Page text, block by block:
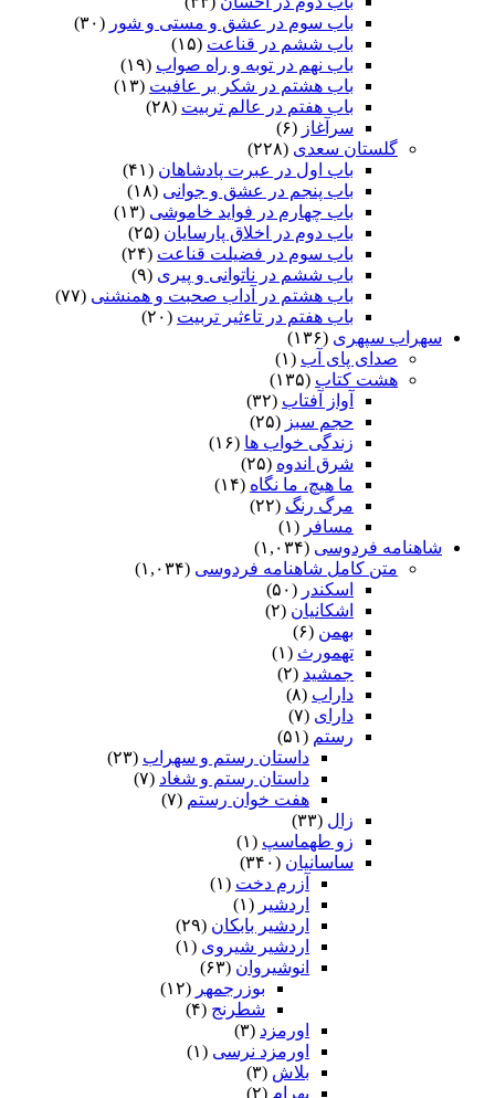
باب سوم در عشق و مستی و شور (۳۰)
باب ششم در قناعت (۱۵)
باب نهم در توبه و راه صواب (۱۹)
باب هشتم در شکر بر عافیت (۱۳)
باب هفتم در عالم تربیت (۲۸)
سرآغاز (۶)
گلستان سعدی (۲۲۸)
باب اول در عبرت پادشاهان (۴۱)
باب پنجم در عشق و جوانى (۱۸)
باب چهارم در فواید خاموشى (۱۳)
باب دوم در اخلاق پارسایان (۲۵)
باب سوم در فضیلت قناعت (۲۴)
باب ششم در ناتوانى و پیرى (۹)
باب هشتم در آداب صحبت و همنشنى (۷۷)
باب هفتم در تاءثیر تربیت (۲۰)
سهراب سپهری (۱۳۶)
صدای پای آب (۱)
هشت کتاب (۱۳۵)
آواز آفتاب (۳۲)
حجم سبز (۲۵)
زندگی خواب ها (۱۶)
شرق اندوه (۲۵)
ما هیچ، ما نگاه (۱۴)
مرگ رنگ (۲۲)
مسافر (۱)
شاهنامه فردوسی (۱,۰۳۴)
متن کامل شاهنامه فردوسی (۱,۰۳۴)
اسکندر (۵۰)
اشکانیان (۲)
بهمن (۶)
تهمورث (۱)
جمشید (۲)
داراب (۸)
دارای (۷)
رستم (۵۱)
داستان رستم و سهراب (۲۳)
داستان رستم و شغاد (۷)
هفت خوان رستم‏ (۷)
زال (۳۳)
زو طهماسپ‏ (۱)
ساسانیان (۳۴۰)
آزرم دخت (۱)
اردشیر (۱)
اردشیر بابکان (۲۹)
اردشیر شیروی (۱)
انوشیروان (۶۳)
بوزرجمهر (۱۲)
شطرنج (۴)
اورمزد (۳)
اورمزد نرسى‏ (۱)
بلاش (۳)
بهرام (۲)